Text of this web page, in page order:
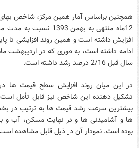
همچنین براساس آمار همین مرکز، شاخص
سال قبل 2/16 درصد رشد داشته است.
در این میان روند افزایش سطح قیمت ها
تشکیل دهنده این شاخص نیز قابل تأمل است.
بیشترین سرعت رشد قیمت ها به ترتیب در
ها و آشامیدنی ها و در نهایت مسکن، آب و
بوده است. نمودار آن در ذیل قابل مشاهده